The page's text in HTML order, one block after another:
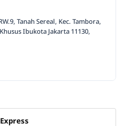
Tanah Sereal, Kec. Tambora,
Ibukota Jakarta 11130,